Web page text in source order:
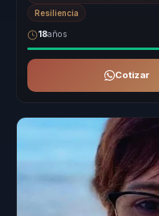
Resiliencia
18años
Cotizar